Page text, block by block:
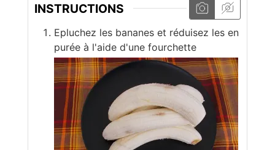
INSTRUCTIONS
Epluchez les bananes et réduisez les en
purée à l'aide d'une fourchette